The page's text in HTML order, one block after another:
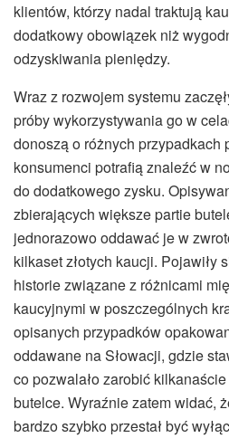
klientów, którzy nadal traktują
dodatkowy obowiązek niż
odzyskiwania pieniędzy.
Wraz z rozwojem systemu
próby wykorzystywania go w
donoszą o różnych przypadkach
konsumenci potrafią znaleźć w
do dodatkowego zysku.
zbierających większe partie
jednorazowo oddawać je w
kilkaset złotych kaucji. Pojawiły
historie związane z różnicami
kaucyjnymi w poszczególnych
opisanych przypadków
oddawane na Słowacji, gdzie
co pozwalało zarobić
butelce. Wyraźnie zatem widać,
bardzo szybko przestał być